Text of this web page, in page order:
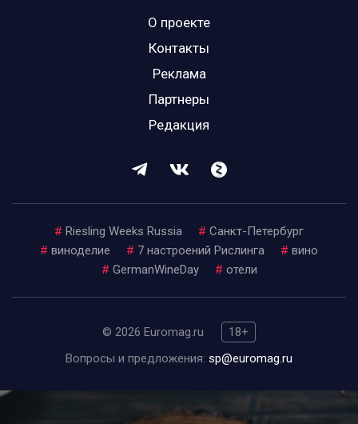
О проекте
Контакты
Реклама
Партнеры
Редакция
# Riesling Weeks Russia # Санкт-Петербург
# виноделие # 7 настроений Рислинга # вино
# GermanWineDay # отели
© 2026 Euromag.ru
18+
Вопросы и предложения: sp@euromag.ru